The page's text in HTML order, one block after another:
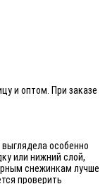
и оптом. При заказе
особенно
или нижний слой,
снежинкам лучше
проверить